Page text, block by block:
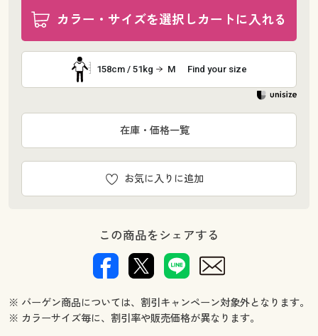
カラー・サイズを選択しカートに入れる
158cm / 51kg M Find your size
お気に入りに追加
在庫・価格一覧
この商品をシェアする
※ バーゲン商品については、割引キャンペーン対象外となります。
※ カラーサイズ毎に、割引率や販売価格が異なります。